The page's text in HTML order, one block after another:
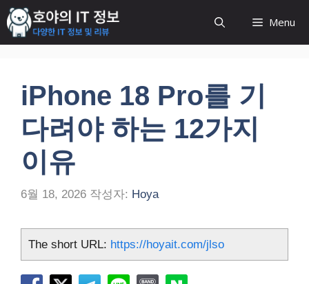
컨
텐
츠
Menu
iPhone 18 Pro를 기
다려야 하는 12가지
이유
6월 18, 2026 작성자: Hoya
The short URL: https://hoyait.com/jlso